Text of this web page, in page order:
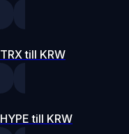
TRX till KRW
HYPE till KRW